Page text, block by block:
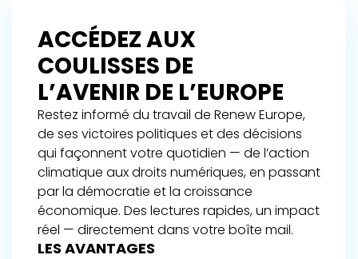
ACCÉDEZ AUX
COULISSES DE
L’AVENIR DE L’EUROPE
Restez informé du travail de Renew Europe,
de ses victoires politiques et des décisions
qui façonnent votre quotidien — de l’action
climatique aux droits numériques, en passant
par la démocratie et la croissance
économique. Des lectures rapides, un impact
réel — directement dans votre boîte mail.
LES AVANTAGES